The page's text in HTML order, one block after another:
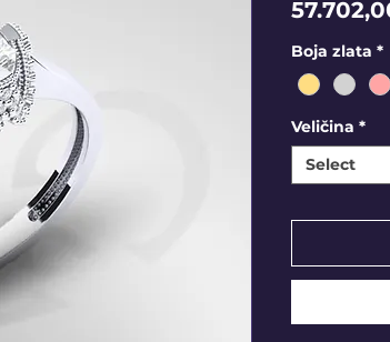
Boja zlata *
Veličina *
Select